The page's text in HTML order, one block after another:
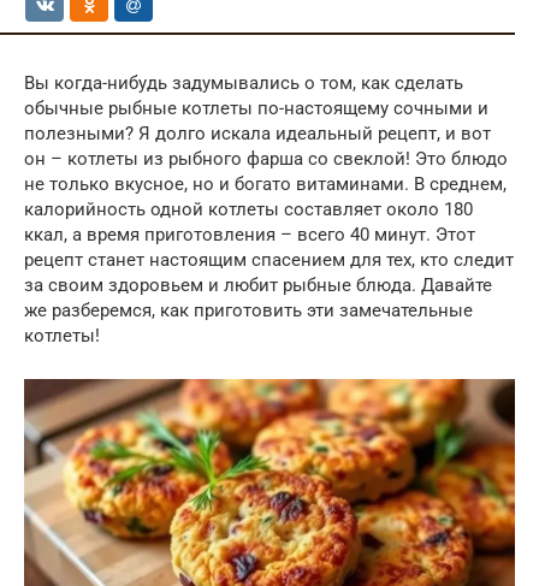
Вы когда-нибудь задумывались о том, как сделать
обычные рыбные котлеты по-настоящему сочными и
полезными? Я долго искала идеальный рецепт, и вот
он – котлеты из рыбного фарша со свеклой! Это блюдо
не только вкусное, но и богато витаминами. В среднем,
калорийность одной котлеты составляет около 180
ккал, а время приготовления – всего 40 минут. Этот
рецепт станет настоящим спасением для тех, кто следит
за своим здоровьем и любит рыбные блюда. Давайте
же разберемся, как приготовить эти замечательные
котлеты!